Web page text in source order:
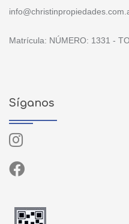
Matrícula: NÚMERO: 1331 -
Síganos